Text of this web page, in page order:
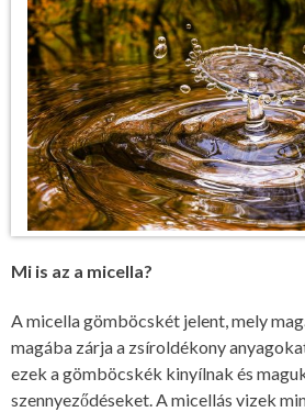
Mi is az a micella?
A micella gömböcskét jelent, mely
magába zárja a zsíroldékony
ezek a gömböcskék kinyílnak és
szennyeződéseket. A micellás vizek